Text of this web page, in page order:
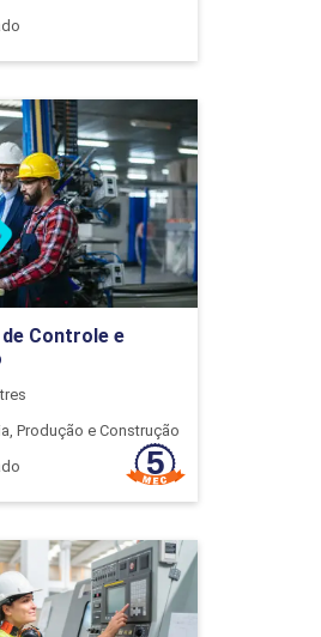
AVALIAÇÃO
6
AVALIAÇÃO
6
de Controle e
Produção e Construção
de Controle e
Automação
do curso
Inscrição
de Controle e
Automação